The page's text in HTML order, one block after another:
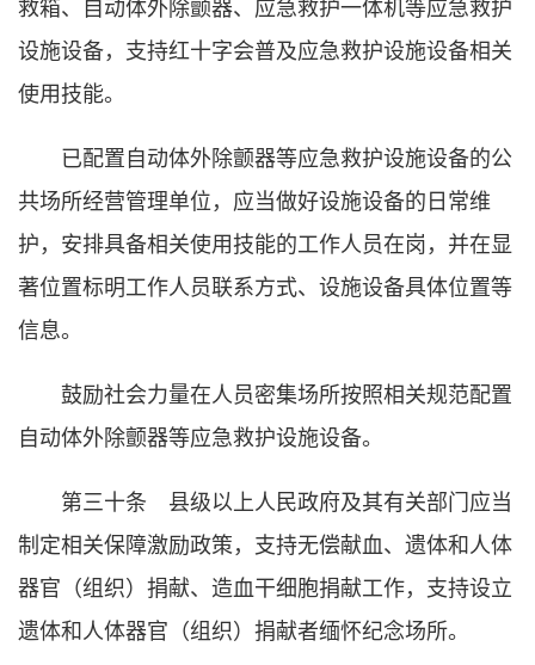
救箱、自动体外除颤器、应急救护一体机等应急救护
设施设备，支持红十字会普及应急救护设施设备相关
使用技能。
已配置自动体外除颤器等应急救护设施设备的公
共场所经营管理单位，应当做好设施设备的日常维
护，安排具备相关使用技能的工作人员在岗，并在显
著位置标明工作人员联系方式、设施设备具体位置等
信息。
鼓励社会力量在人员密集场所按照相关规范配置
自动体外除颤器等应急救护设施设备。
第三十条 县级以上人民政府及其有关部门应当
制定相关保障激励政策，支持无偿献血、遗体和人体
器官（组织）捐献、造血干细胞捐献工作，支持设立
遗体和人体器官（组织）捐献者缅怀纪念场所。